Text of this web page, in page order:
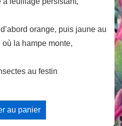
orange, puis jaune au
où la hampe monte,
au festin
au panier